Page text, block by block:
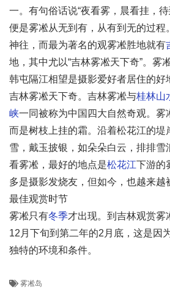
一。有句俗话说“夜看雾，晨看挂，
便是雾凇从无到有，从有到无的过程。
神往，而最为著名的观雾凇胜地就有
地，其中尤以“吉林雾凇天下奇”。雾
韩屯隔江相望是摄影爱好者居住的好
吉林雾凇天下奇。吉林雾凇与桂林山
峡一同被称为中国四大自然奇观。雾
而是树枝上挂的霜。沿着松花江的堤
雪，戴玉披银，如朵朵白云，排排雪
看雾凇，最好的地点是松花江下游的
多是摄影发烧友，但如今，也越来越
最佳观赏时节
雾凇只有冬季才出现。到吉林观赏雾
12月下旬到第二年的2月底，这是因
独特的环境和条件。
雾凇岛